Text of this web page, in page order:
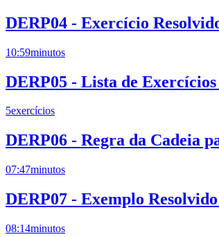
DERP04 - Exercício
10:59minutos
DERP05 - Lista de
5exercícios
DERP06 - Regra da Cadeia
07:47minutos
DERP07 - Exemplo
08:14minutos